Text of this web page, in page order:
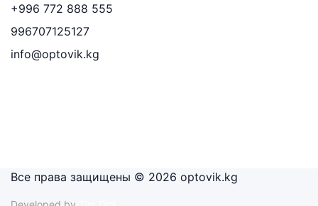
+996 772 888 555
996707125127
info@optovik.kg
Все права защищены © 2026 optovik.kg